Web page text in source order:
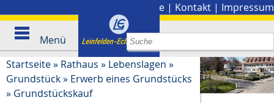
Presse | Kontakt | Impressum
Menü
Startseite» Rathaus » Lebenslagen »
Grundstück» Erwerb eines Grundstücks
» Grundstückskauf